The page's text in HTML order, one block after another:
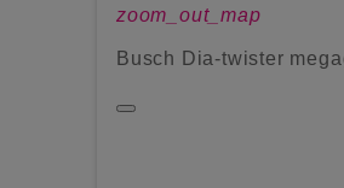
zoom_out_map
Busch Dia-twister